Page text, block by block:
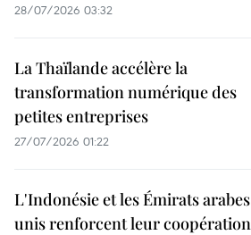
28/07/2026 03:32
La Thaïlande accélère la
transformation numérique des
petites entreprises
27/07/2026 01:22
L'Indonésie et les Émirats arabes
unis renforcent leur coopération